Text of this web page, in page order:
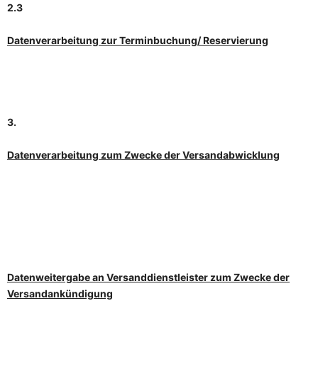
2.3
Datenverarbeitung zur Terminbuchung/ Reservierung
3.
Datenverarbeitung zum Zwecke der Versandabwicklung
Datenweitergabe an Versanddienstleister zum Zwecke der
Versandankündigung